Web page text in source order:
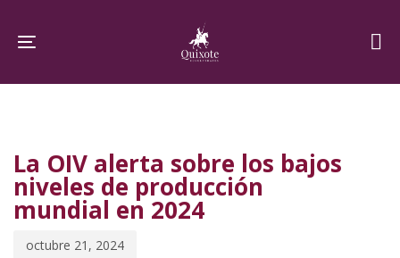
links
content
Toggle navigation
La OIV alerta sobre los bajos
niveles de producción
mundial en 2024
octubre 21, 2024